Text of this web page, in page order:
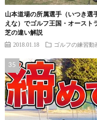
山本道場の所属選手（いつき選
えな）でゴルフ王国・オースト
芝の違い解説
2018.01.18 ゴルフの練習動